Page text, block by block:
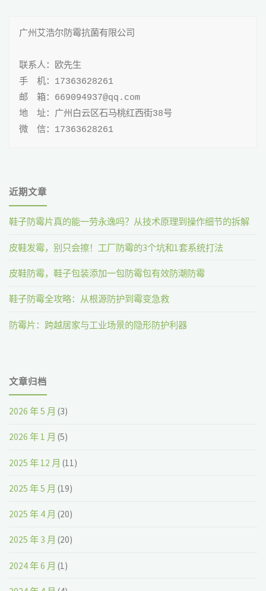
织
抗
剂
广州艾浩尔防霉抗菌有限公司
联系人：欧先生
手 机：17363628261
邮 箱：669094937@qq.com
地 址：广州白云区石马桃红西街38号
微 信：17363628261
近期文章
鞋子防霉片真的能一劳永逸吗？从技术原理到操作细节的拆解
皮鞋发霉，别只会擦！工厂防霉的3个坑和1套系统打法
皮鞋防霉，鞋子包装添加一包防霉包有效防潮防霉
鞋子防霉全攻略：从根源防护到霉变急救
防霉片：跨越居家与工业场景的隐形防护利器
文章归档
2026 年 5 月 (3)
2026 年 1 月 (5)
2025 年 12 月 (11)
2025 年 5 月 (19)
2025 年 4 月 (20)
2025 年 3 月 (20)
2024 年 6 月 (1)